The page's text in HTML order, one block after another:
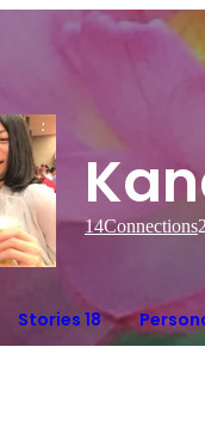
14Connections
Stories 18